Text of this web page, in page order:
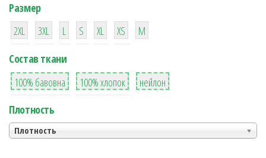
Размер
38
2XL
16
3XL
42
L
42
S
42
XL XS
М
Состав ткани
8
100% бавовна
36
100% хлопок
2
нейлон
Плотность
Плотность